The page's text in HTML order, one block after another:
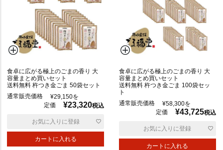
食卓に広がる極上のごまの香り 大
容量まとめ買いセット
送料無料 杵つき金ごま 50袋セット
通常販売価格
¥29,150を
定価
¥23,320税込
カートに入れる
お気に入りに登録
食卓に広がる極上のごまの香り 大
容量まとめ買いセット
送料無料 杵つき金ごま 100袋セッ
ト
通常販売価格
¥58,300を
定価
¥43,725税込
カートに入れる
お気に入りに登録